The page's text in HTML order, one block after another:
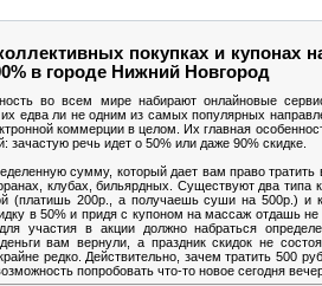
покупках и купонах
в городе Нижний Новгород
во всем мире набирают онлайновые
едва ли не одним из самых популярных
коммерции в целом. Их главная
зачастую речь идет о 50% или даже 90% скидке.
сумму, который дает вам право тратить
клубах, бильярдных. Существуют два типа
(платишь 200р., а получаешь суши на 500р.) и
в 50% и придя с купоном на массаж отдашь не
участия в акции должно набраться
вам вернули, а праздник скидок не
редко. Действительно, зачем тратить 500
попробовать что-то новое сегодня